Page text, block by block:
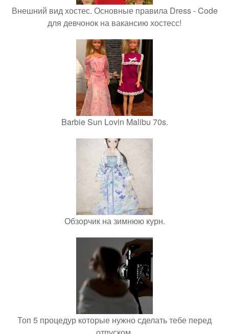
Внешний вид хостес. Основные правила Dress - Code
для девчонок на вакансию хостесс!
Barbie Sun Lovin Malibu 70s.
Обзорчик на зимнюю курн.
Топ 5 процедур которые нужно сделать тебе перед